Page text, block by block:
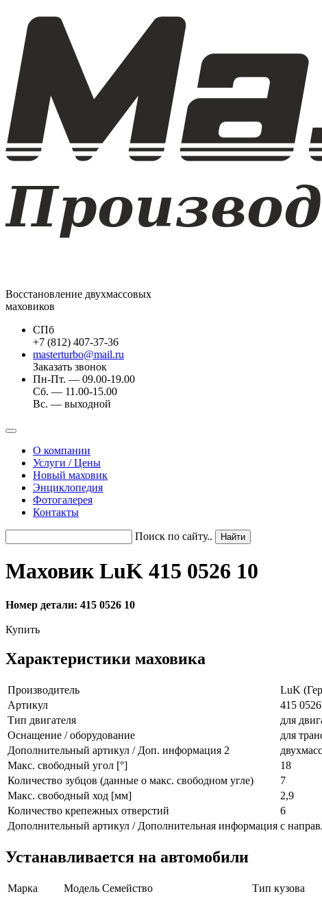
Восстановление двухмассовых
маховиков
СПб
+7 (812) 407-37-36
masterturbo@mail.ru
Заказать звонок
Пн-Пт. — 09.00-19.00
Сб. — 11.00-15.00
Вс. — выходной
О компании
Услуги / Цены
Новый маховик
Энциклопедия
Фотогалерея
Контакты
Поиск по сайту..
Маховик LuK 415 0526 10
Номер детали: 415 0526 10
Купить
Характеристики маховика
Производитель
LuK
Артикул
415
Тип двигателя
для
Оснащение / оборудование
для
Дополнительный артикул / Доп. информация 2
Макс. свободный угол [°]
18
Количество зубцов (данные о макс. свободном угле)
7
Макс. свободный ход [мм]
2,9
Количество крепежных отверстий
6
Дополнительный артикул / Дополнительная информация с
Устанавливается на автомобили
Марка Модель Семейство Тип кузова